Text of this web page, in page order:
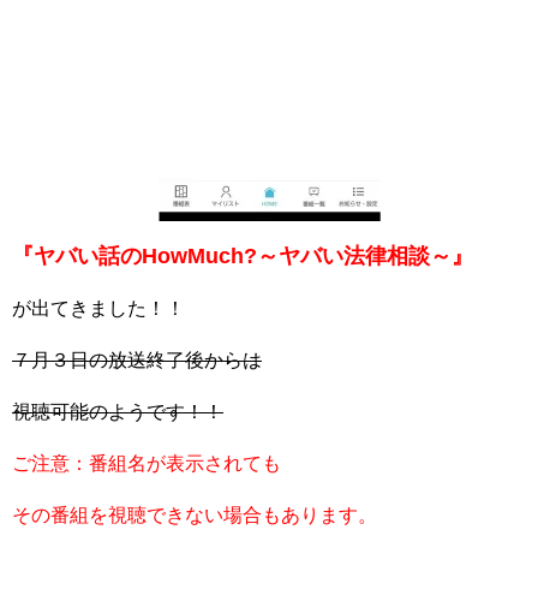
『ヤバい話のHowMuch?～ヤバい法律相談～』
が出てきました！！
７月３日の放送終了後からは
視聴可能のようです！！
ご注意：番組名が表示されても
その番組を視聴できない場合もあります。